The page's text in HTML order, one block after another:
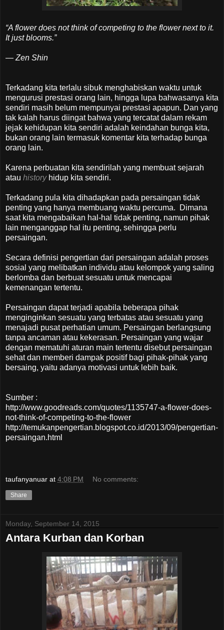
“A flower does not think of competing to the flower next to it.
It just blooms.”
― Zen Shin
Terkadang kita terlalu sibuk menghabiskan waktu untuk
mengurusi prestasi orang lain, hingga lupa bahwasanya kita
sendiri masih belum mempunyai prestasi apapun. Dan yang
tak kalah harus diingat bahwa yang tercatat dalam rekam
jejak kehidupan kita sendiri adalah keindahan bunga kita,
bukan orang lain termasuk komentar kita terhadap bunga
orang lain.
Karena perbuatan kita sendirilah yang membuat sejarah
atau historyhidup kita sendiri.
Terkadang pula kita dihadapkan pada persaingan tidak
penting yang hanya membuang waktu percuma. Dimana
saat kita mengabaikan hal-hal tidak penting, namun pihak
lain menganggap hal itu penting, sehingga perlu
persaingan.
Secara definisi pengertian dari persaingan adalah proses
sosial yang melibatkan individu atau kelompok yang saling
berlomba dan berbuat sesuatu untuk mencapai
kemenangan tertentu.
Persaingan dapat terjadi apabila beberapa pihak
menginginkan sesuatu yang terbatas atau sesuatu yang
menajadi pusat perhatian umum. Persaingan berlangsung
tanpa ancaman atau kekerasan. Persaingan yang wajar
dengan mematuhi aturan main tertentu disebut persaingan
sehat dan memberi dampak positif bagi pihak-pihak yang
bersaing, yaitu adanya motivasi untuk lebih baik.
Sumber :
http://www.goodreads.com/quotes/1135747-a-flower-does-
not-think-of-competing-to-the-flower
http://temukanpengertian.blogspot.co.id/2013/09/pengertian-
persaingan.html
taufanyanuar at 4:08 PM No comments:
Share
Monday, September 14, 2015
Antara Kurban dan Korban